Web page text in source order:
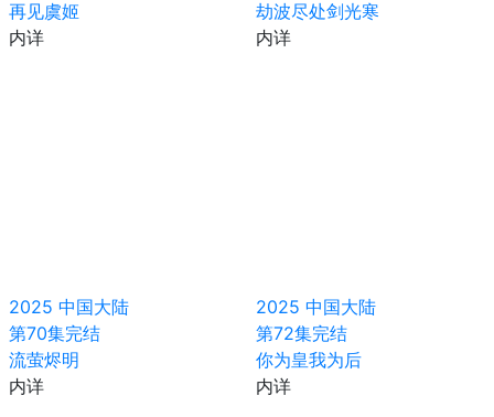
再见虞姬
内详
劫波尽处剑光寒
内详
2025 中国大陆
第70集完结
流萤烬明
内详
2025 中国大陆
第72集完结
你为皇我为后
内详